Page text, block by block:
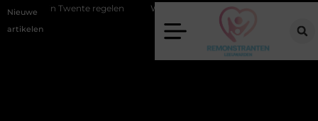
Nieuwe
artikelen
regelen Wat zero-click search betekent voor de toekomst van